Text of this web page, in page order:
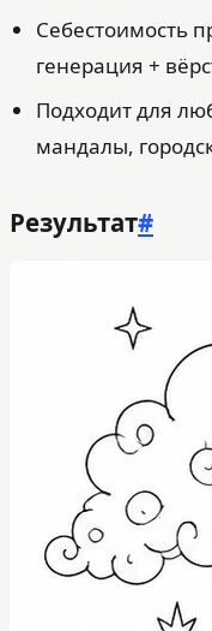
Себестоимость
генерация +
Подходит для
мандалы,
Результат#